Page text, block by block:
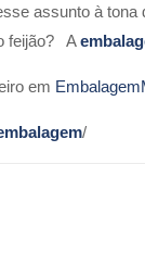
assunto à tona
feijão? A
em
/